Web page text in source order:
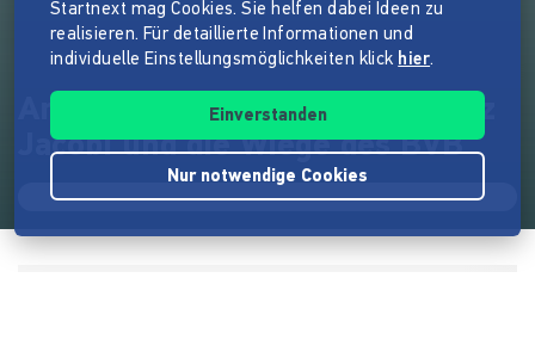
Am Borsigplatz geboren - Franz
Jacobi und die Wiege des BVB
Startnext mag Cookies. Sie helfen dabei Ideen zu
realisieren. Für detaillierte Informationen und
individuelle Einstellungsmöglichkeiten klick hier.
Einverstanden
Nur notwendige Cookies